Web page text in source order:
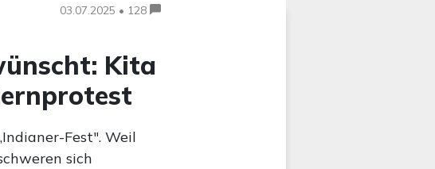
03.07.2025 • 128
Kita
Fest". Weil
sich